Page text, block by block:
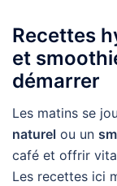
Recettes
et
démarrer
Les matins se
naturel ou un
café et offrir
Les recettes ici